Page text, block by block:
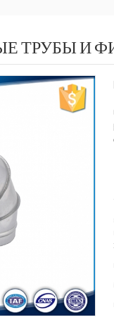
ТРУБЫ И